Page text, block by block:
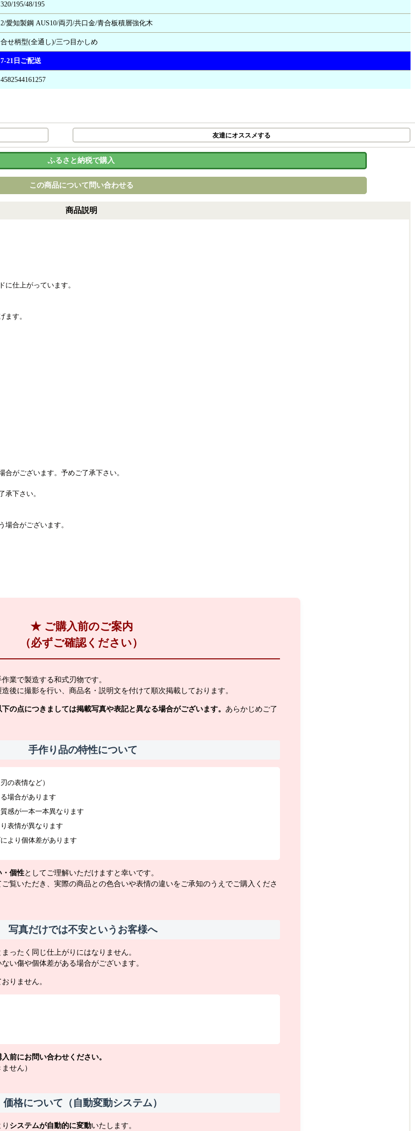
320/195/48/195
2/愛知製鋼 AUS10/両刃/共口金/青合板積層強化木
合せ柄型(全通し)/三つ目かしめ
7-21日ご配送
4582544161257
友達にオススメする
ふるさと納税で購入
この商品について問い合わせる
商品説明
仕上がっています。
ます。
がございます。予めご了承下さい。
承下さい。
場合がございます。
★ ご購入前のご案内
（必ずご確認ください）
業で製造する和式刃物です。
後に撮影を行い、商品名・説明文を付けて順次掲載しております。
の点につきましては掲載写真や表記と異なる場合がございます。 あらかじめご了
手作り品の特性について
の表情など）
場合があります
感が一本一本異なります
表情が異なります
より個体差があります
・個性としてご理解いただけますと幸いです。
覧いただき、実際の商品との色合いや表情の違いをご承知のうえでご購入くださ
写真だけでは不安というお客様へ
ったく同じ仕上がりにはなりません。
い傷や個体差がある場合がございます。
りません。
入前にお問い合わせください。
せん）
価格について（自動変動システム）
システムが自動的に変動いたします。